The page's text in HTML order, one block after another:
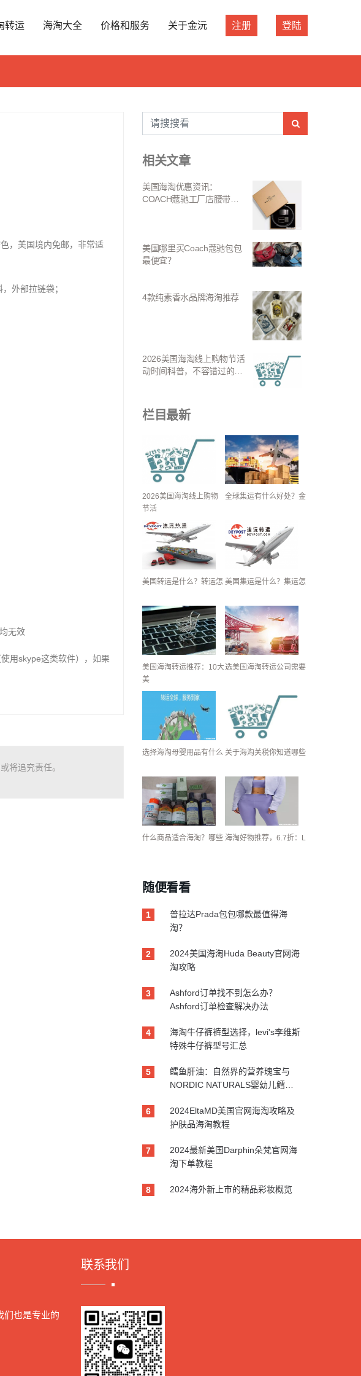
转运 海淘大全 价格和服务 关于金沅 注册 登陆
，美国境内免邮，非常适
外部拉链袋；
无效
用skype这类软件），如果
将追究责任。
相关文章
美国海淘优惠资讯：
COACH蔻驰工厂店腰带礼
美国哪里买Coach蔻驰包包
最便宜？
4款纯素香水品牌海淘推荐
2026美国海淘线上购物节活
动时间科普，不容错过的好
栏目最新
2026美国海淘线上购物
节活
全球集运有什么好处？金
美国转运是什么？转运怎 美国集运是什么？集运怎
美国海淘转运推荐：10大
美
选美国海淘转运公司需要
选择海淘母婴用品有什么 关于海淘关税你知道哪些
什么商品适合海淘？哪些 海淘好物推荐，6.7折：L
随便看看
1
普拉达Prada包包哪款最值得海
淘？
2
2024美国海淘Huda Beauty官网海
淘攻略
3
Ashford订单找不到怎么办？
Ashford订单检查解决办法
4
海淘牛仔裤裤型选择，levi's李维斯
特殊牛仔裤型号汇总
5
鳕鱼肝油：自然界的营养瑰宝与
NORDIC NATURALS婴幼儿鳕鱼
6
2024EltaMD美国官网海淘攻略及
护肤品海淘教程
7
2024最新美国Darphin朵梵官网海
淘下单教程
8 2024海外新上市的精品彩妆概览
们也是专业的
联系我们